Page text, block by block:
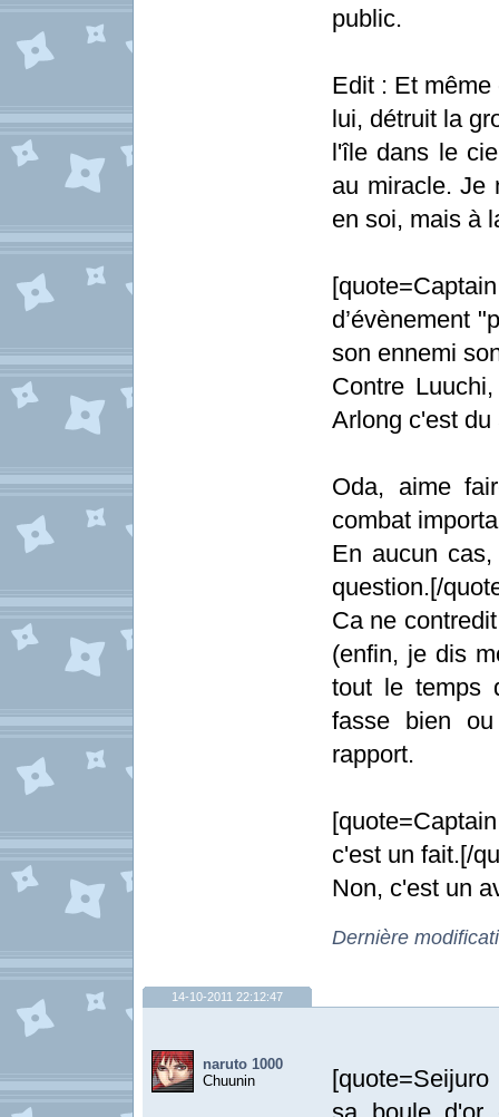
public.
Edit : Et
lui, détruit la
l'île dans le
au miracle. Je
en soi, mais à
d’évènement
son ennemi
Contre
Arlong c'est
Oda, aime
combat
En aucun
question.[/
Ca ne
(enfin, je dis
tout le temps
fasse bien
rapport.
c'est un fait.[/
Non, c'est un
Dernière
14-10-2011 22:12:47
naruto 1000
Chuunin